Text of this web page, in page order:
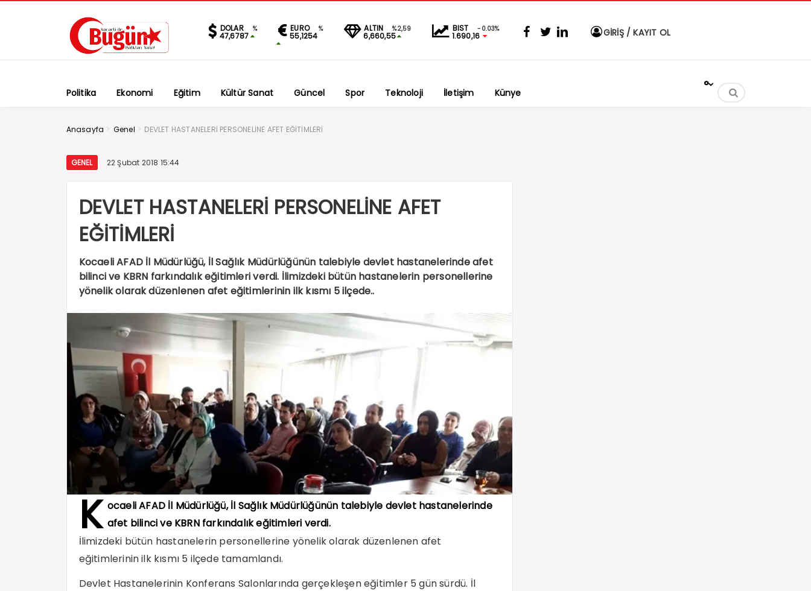
DOLAR %
47,6787
EURO %
55,1254
ALTIN %2,59
6,660,55
BIST -0.03%
1.690,16 GİRİŞ / KAYIT OL
Politika Ekonomi Eğitim Kültür Sanat Güncel Spor Teknoloji İletişim Künye
°
Anasayfa > Genel > DEVLET HASTANELERİ PERSONELİNE AFET EĞİTİMLERİ
GENEL 22 Şubat 2018 15:44
DEVLET HASTANELERİ PERSONELİNE AFET
EĞİTİMLERİ
Kocaeli AFAD İl Müdürlüğü, İl Sağlık Müdürlüğünün talebiyle devlet hastanelerinde afet
bilinci ve KBRN farkındalık eğitimleri verdi. İlimizdeki bütün hastanelerin personellerine
yönelik olarak düzenlenen afet eğitimlerinin ilk kısmı 5 ilçede..
K ocaeli AFAD İl Müdürlüğü, İl Sağlık Müdürlüğünün talebiyle devlet hastanelerinde
afet bilinci ve KBRN farkındalık eğitimleri verdi.
İlimizdeki bütün hastanelerin personellerine yönelik olarak düzenlenen afet
eğitimlerinin ilk kısmı 5 ilçede tamamlandı.
Devlet Hastanelerinin Konferans Salonlarında gerçekleşen eğitimler 5 gün sürdü. İl